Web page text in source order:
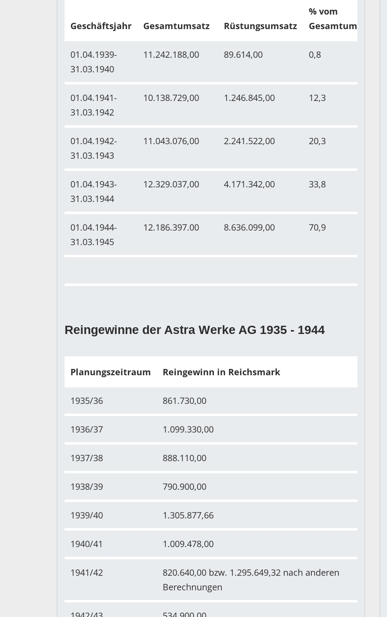
Geschäftsjahr Gesamtumsatz Rüstungsumsatz
% vom
Gesamtumsatz
01.04.1939-
31.03.1940
11.242.188,00 89.614,00 0,8
01.04.1941-
31.03.1942
10.138.729,00 1.246.845,00 12,3
01.04.1942-
31.03.1943
11.043.076,00 2.241.522,00 20,3
01.04.1943-
31.03.1944
12.329.037,00 4.171.342,00 33,8
01.04.1944-
31.03.1945
12.186.397.00 8.636.099,00 70,9
Reingewinne der Astra Werke AG 1935 - 1944
Planungszeitraum Reingewinn in Reichsmark
1935/36 861.730,00
1936/37 1.099.330,00
1937/38 888.110,00
1938/39 790.900,00
1939/40 1.305.877,66
1940/41 1.009.478,00
1941/42
820.640,00 bzw. 1.295.649,32 nach anderen
Berechnungen